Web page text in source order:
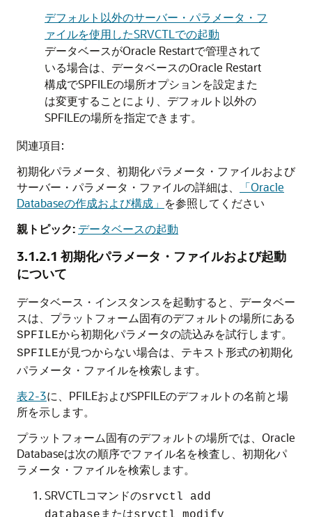
デフォルト以外のサーバー・パラメータ・フ
ァイルを使用したSRVCTLでの起動
データベースがOracle Restartで管理されて
いる場合は、データベースのOracle Restart
構成でSPFILEの場所オプションを設定また
は変更することにより、デフォルト以外の
SPFILEの場所を指定できます。
関連項目:
初期化パラメータ、初期化パラメータ・ファイルおよび
サーバー・パラメータ・ファイルの詳細は、
「Oracle
Databaseの作成および構成」 を参照してください
親トピック: データベースの起動
3.1.2.1 初期化パラメータ・ファイルおよび起動
について
データベース・インスタンスを起動すると、データベー
スは、プラットフォーム固有のデフォルトの場所にある
SPFILEから初期化パラメータの読込みを試行します。
SPFILEが見つからない場合は、テキスト形式の初期化
パラメータ・ファイルを検索します。
表2-3に、PFILEおよびSPFILEのデフォルトの名前と場
所を示します。
プラットフォーム固有のデフォルトの場所では、Oracle
Databaseは次の順序でファイル名を検査し、初期化パ
ラメータ・ファイルを検索します。
SRVCTLコマンドのsrvctl add
または